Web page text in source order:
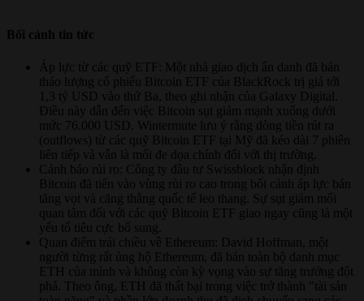
Bối cảnh tin tức​
Áp lực từ các quỹ ETF: Một nhà giao dịch ẩn danh đã bán
tháo lượng cổ phiếu Bitcoin ETF của BlackRock trị giá tới
1,3 tỷ USD vào thứ Ba, theo ghi nhận của Galaxy Digital.
Điều này dẫn đến việc Bitcoin sụt giảm mạnh xuống dưới
mức 76.000 USD. Wintermute lưu ý rằng dòng tiền rút ra
(outflows) từ các quỹ Bitcoin ETF tại Mỹ đã kéo dài 7 phiên
liên tiếp và vẫn là mối đe dọa chính đối với thị trường.
Cảnh báo rủi ro: Công ty đầu tư Swissblock nhận định
Bitcoin đã tiến vào vùng rủi ro cao trong bối cảnh áp lực bán
tăng vọt và căng thẳng quốc tế leo thang. Sự sụt giảm mối
quan tâm đối với các quỹ Bitcoin ETF giao ngay cũng là một
yếu tố tiêu cực bổ sung.
Quan điểm trái chiều về Ethereum: David Hoffman, một
người từng rất ủng hộ Ethereum, đã bán toàn bộ danh mục
ETH của mình và không còn kỳ vọng vào sự tăng trưởng đột
phá. Theo ông, ETH đã thất bại trong việc trở thành "tài sản